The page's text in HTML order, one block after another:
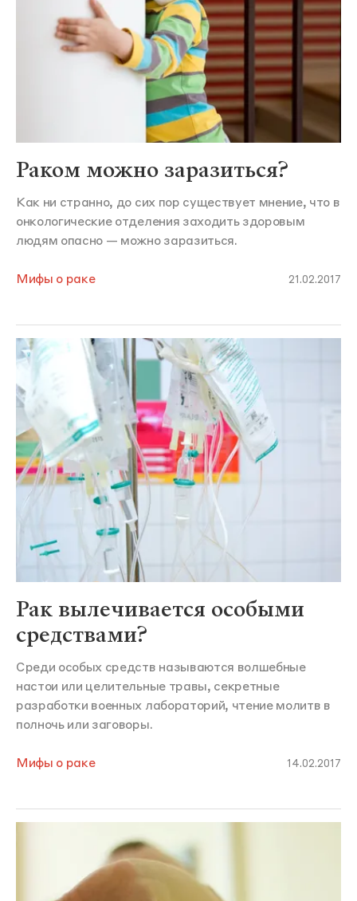
Раком можно заразиться?
Как ни странно, до сих пор существует мнение, что в
онкологические отделения заходить здоровым
людям опасно — можно заразиться.
Мифы о раке 21.02.2017
Рак вылечивается особыми
средствами?
Среди особых средств называются волшебные
настои или целительные травы, секретные
разработки военных лабораторий, чтение молитв в
полночь или заговоры.
Мифы о раке 14.02.2017